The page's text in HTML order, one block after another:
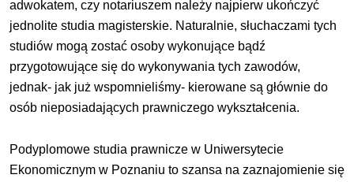
adwokatem, czy notariuszem należy najpierw ukończyć
jednolite studia magisterskie. Naturalnie, słuchaczami tych
studiów mogą zostać osoby wykonujące bądź
przygotowujące się do wykonywania tych zawodów,
jednak- jak już wspomnieliśmy- kierowane są głównie do
osób nieposiadających prawniczego wykształcenia.
Podyplomowe studia prawnicze w Uniwersytecie
Ekonomicznym w Poznaniu to szansa na zaznajomienie się